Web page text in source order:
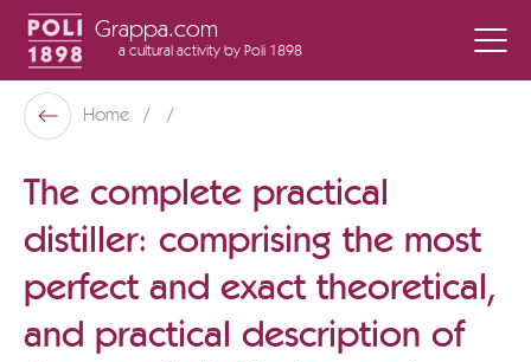
Grappa.com
a cultural activity by Poli 1898
Poli Museo Della Grappa
Back
Home
The complete practical
distiller: comprising the most
perfect and exact theoretical,
and practical description of